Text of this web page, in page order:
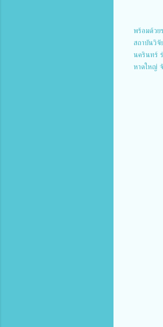
พร้อมด้วย
สถาบันวิจั
นครินทร์
หาดใหญ่